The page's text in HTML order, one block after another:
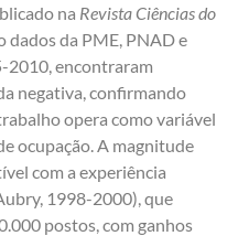
na Revista Ciências do
dados da PME, PNAD e
2010, encontraram
negativa, confirmando
opera como variável
ocupação. A magnitude
com a experiência
1998-2000), que
postos, com ganhos